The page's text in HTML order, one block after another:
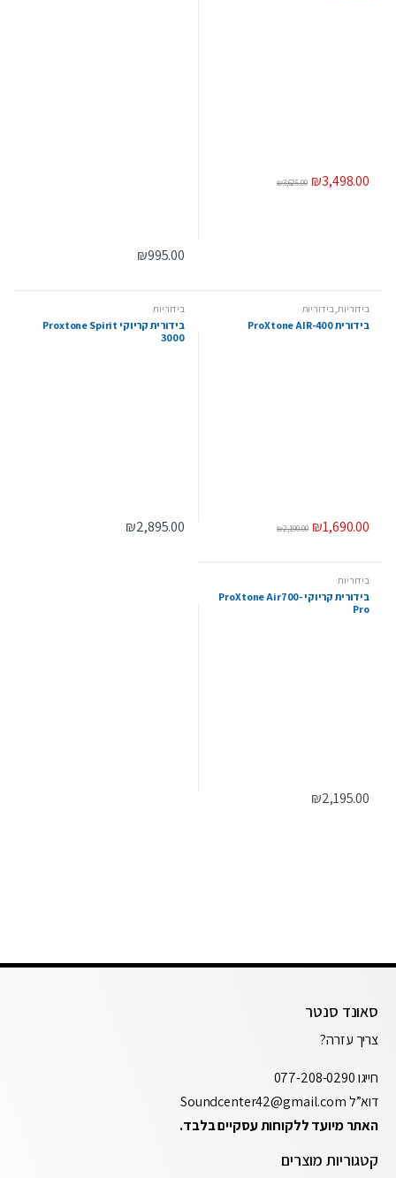
₪3,498.00
₪3,625.00
₪995.00
בידוריות,בידוריות
בידורית ProXtone AIR-400
₪1,690.00
₪2,190.00
בידוריות
בידורית קריוקי Proxtone Spirit
3000
₪2,895.00
בידוריות
בידורית קריוקי ProXtone Air700-
Pro
₪2,195.00
סאונד סנטר
צריך עזרה?
חייגו077-208-0290
דוא”ל
האתר מיועד ללקוחות עסקיים בלבד.
קטגוריות מוצרים